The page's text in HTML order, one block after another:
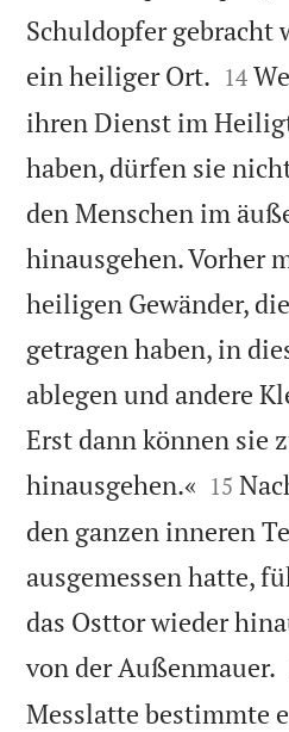
Schuldopfer gebracht
ein heiliger Ort. 

14
ihren Dienst im
haben, dürfen sie
den Menschen im
hinausgehen. Vorher
heiligen Gewänder,
getragen haben, in
ablegen und andere
Erst dann können sie
hinausgehen.« 

15
den ganzen inneren
ausgemessen hatte,
das Osttor wieder
von der Außenmauer.
Messlatte bestimmte